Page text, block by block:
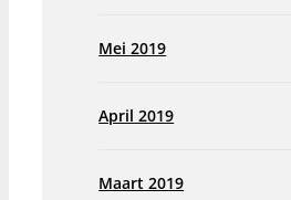
Mei 2019
April 2019
Maart 2019